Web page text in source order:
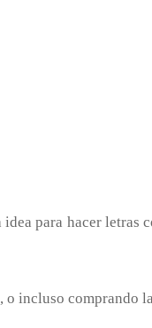
para hacer letras
incluso comprando